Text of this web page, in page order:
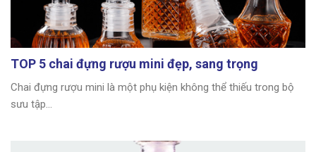
TOP 5 chai đựng rượu mini đẹp, sang trọng
Chai đựng rượu mini là một phụ kiện không thể thiếu trong bộ
sưu tập...